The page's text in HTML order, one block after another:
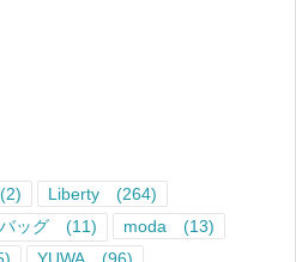
(2) Liberty
(264)
ッグ
(11) moda
(13)
YUWA
(96)